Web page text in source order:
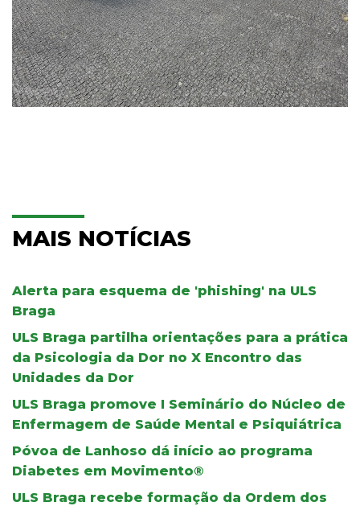
MAIS NOTÍCIAS
Alerta para esquema de 'phishing' na ULS
Braga
ULS Braga partilha orientações para a prática
da Psicologia da Dor no X Encontro das
Unidades da Dor
ULS Braga promove I Seminário do Núcleo de
Enfermagem de Saúde Mental e Psiquiátrica
Póvoa de Lanhoso dá início ao programa
Diabetes em Movimento®
ULS Braga recebe formação da Ordem dos